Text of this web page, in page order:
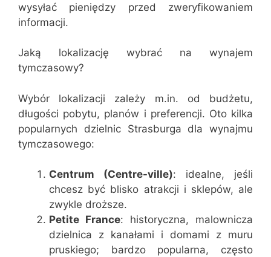
wysyłać pieniędzy przed zweryfikowaniem
informacji.
Jaką lokalizację wybrać na wynajem
tymczasowy?
Wybór lokalizacji zależy m.in. od budżetu,
długości pobytu, planów i preferencji. Oto kilka
popularnych dzielnic Strasburga dla wynajmu
tymczasowego:
Centrum (Centre-ville): idealne, jeśli
chcesz być blisko atrakcji i sklepów, ale
zwykle droższe.
Petite France: historyczna, malownicza
dzielnica z kanałami i domami z muru
pruskiego; bardzo popularna, często